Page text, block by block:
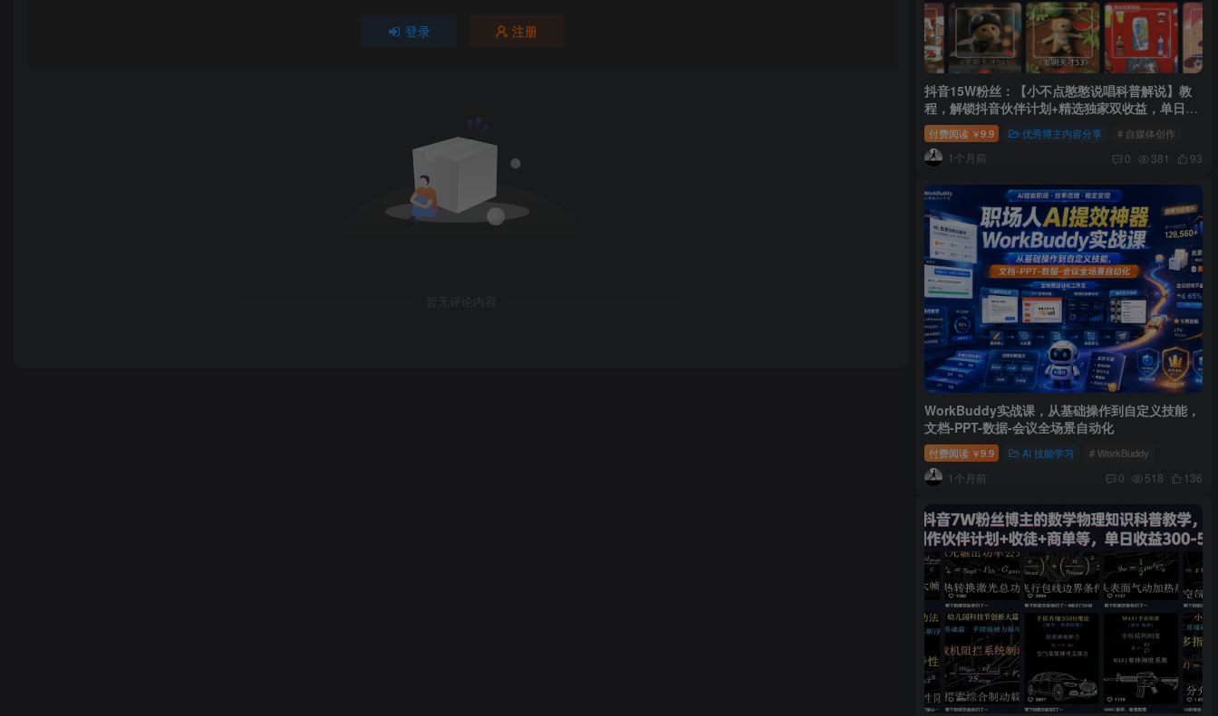
登录 注册
暂无评论内容
抖音15W粉丝：【小不点憨憨说唱科普解说】教
程，解锁抖音伙伴计划+精选独家双收益，单日
1k+
付费阅读 ￥9.9 优秀博主内容分享 # 自媒体创作
1个月前 0 381 93
WorkBuddy实战课，从基础操作到自定义技能，
文档-PPT-数据-会议全场景自动化
付费阅读 ￥9.9 AI 技能学习 # WorkBuddy
1个月前 0 518 136